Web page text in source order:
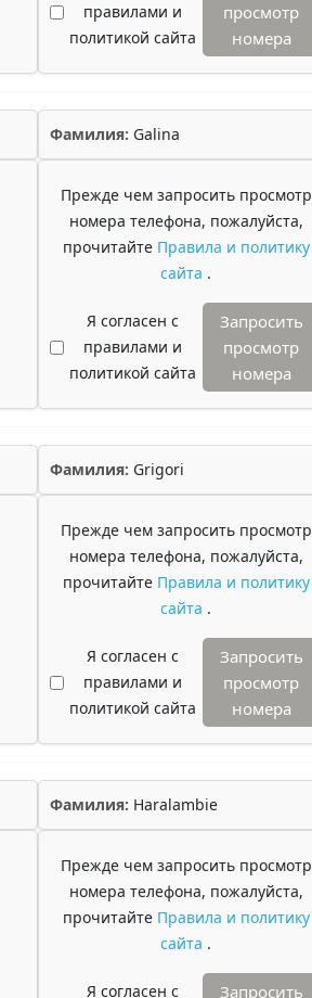
правилами и
политикой сайта
просмотр
номера
Фамилия: Galina
Прежде чем запросить просмотр
номера телефона, пожалуйста,
прочитайте Правила и политику
сайта .
Я согласен с
правилами и
политикой сайта
Запросить
просмотр
номера
Фамилия: Grigori
Прежде чем запросить просмотр
номера телефона, пожалуйста,
прочитайте Правила и политику
сайта .
Я согласен с
правилами и
политикой сайта
Запросить
просмотр
номера
Фамилия: Haralambie
Прежде чем запросить просмотр
номера телефона, пожалуйста,
прочитайте Правила и политику
сайта .
Я согласен с Запросить